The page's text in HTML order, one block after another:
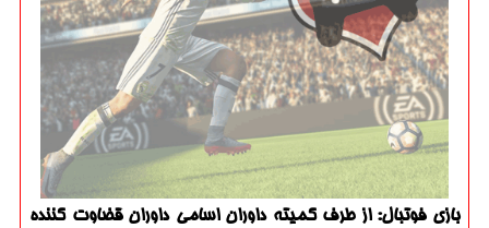
بازی فوتبال: از طرف كمیته داوران اسامی داوران قضاوت كننده